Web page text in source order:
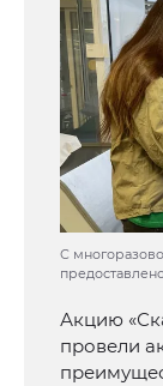
С
Акцию
провели